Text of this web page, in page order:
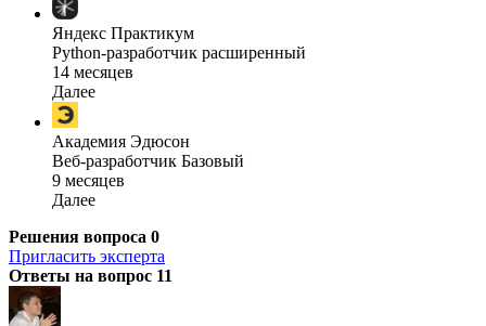
Яндекс Практикум
Python-разработчик расширенный
14 месяцев
Далее
Академия Эдюсон
Веб-разработчик Базовый
9 месяцев
Далее
Решения вопроса 0
Пригласить эксперта
Ответы на вопрос 11